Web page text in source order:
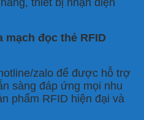
mạch đọc thẻ RFID
zalo để được hỗ trợ
sàng đáp ứng mọi nhu
phẩm RFID hiện đại và